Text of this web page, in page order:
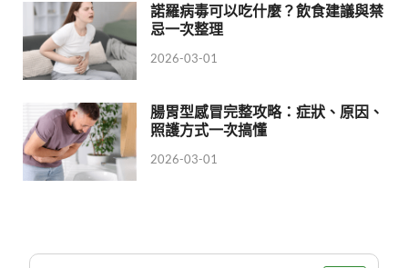
諾羅病毒可以吃什麼？飲食建議與禁
忌一次整理
2026-03-01
腸胃型感冒完整攻略：症狀、原因、
照護方式一次搞懂
2026-03-01